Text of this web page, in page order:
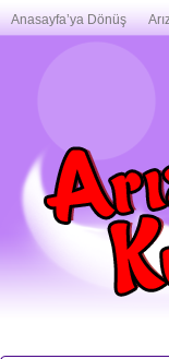
Anasayfa’ya Dönüş